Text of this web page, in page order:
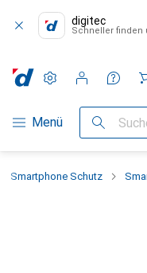
digitec
Schneller finden
Navigation nach
Menü Suche
Einstellungen
Kundenkonto
Vergleichslisten
Merklisten
Warenkorb
Smartphone Schutz